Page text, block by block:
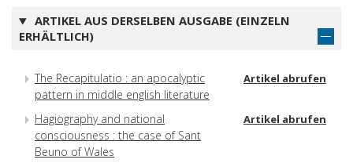
ARTIKEL AUS DERSELBEN AUSGABE (EINZELN
ERHÄLTLICH)
The Recapitulatio : an apocalyptic
pattern in middle english literature
Artikel abrufen
Hagiography and national
consciousness : the case of Sant
Beuno of Wales
Artikel abrufen